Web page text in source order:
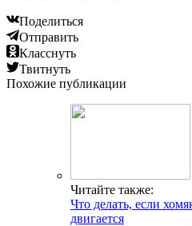
Поделиться
Отправить
Класснуть
Твитнуть
Похожие публикации
Читайте также:
Что делать, если
двигается